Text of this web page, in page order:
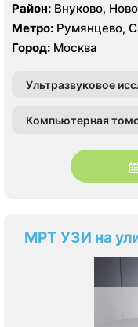
Район: Внуково,
Матвеевское,
Тропарёво-Никулино
Метро: Румянцево,
Рассказовка,
шоссе
Город: Москва
Ультразвуковое
Компьютерная
МРТ УЗИ на